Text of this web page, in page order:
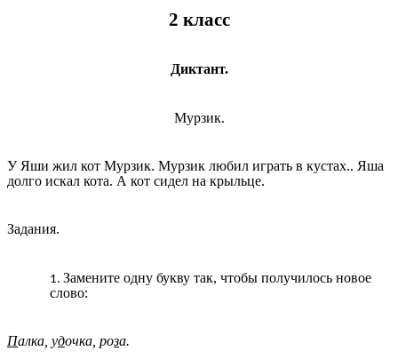
2 класс
Диктант.
Мурзик.
У Яши жил кот Мурзик. Мурзик любил играть в кустах.. Яша
долго искал кота. А кот сидел на крыльце.
Задания.
Замените одну букву так, чтобы получилось новое
слово:
Палка, удочка, роза.